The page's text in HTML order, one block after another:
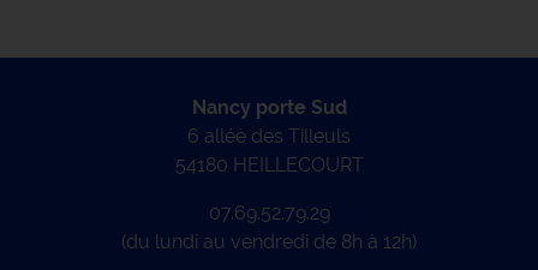
Nancy porte Sud
6 allée des Tilleuls
54180 HEILLECOURT
07.69.52.79.29
(du lundi au vendredi de 8h à 12h)